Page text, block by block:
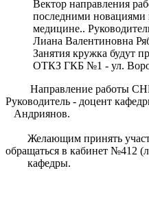
Вектор направления
последними новациями
медицине..
Лиана Валентиновна
Занятия кружка будут
ОТКЗ ГКБ №1 - ул.
Направление работы
Руководитель - доцент
Андриянов.
Желающим принять
обращаться в кабинет №412
кафедры.